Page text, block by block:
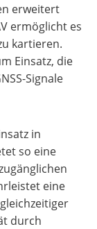
erweitert
ermöglicht es
kartieren.
Einsatz, die
Signale
in
so eine
eine
durch